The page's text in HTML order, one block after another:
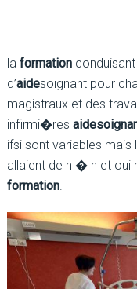
la formation
d’aidesoignant pour
magistraux et des
infirmi�res aide
ifsi sont variables
allaient de h � h et
formation.